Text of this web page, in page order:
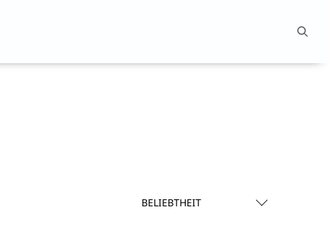
BELIEBTHEIT